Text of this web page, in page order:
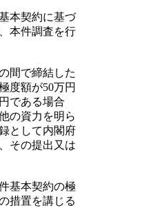
本契約に基づ
本件調査を行
間で締結した
度額が50万円
である場合
の資力を明ら
として内閣府
その提出又は
基本契約の極
措置を講じる